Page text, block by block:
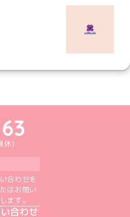
TikTok公式アカウント
みんX公式アカウント
りーみんInstagram公式アカウント
めいどりーみんFacebook公式アカウン
めいどりーみんYouTube公式アカ
）
合わせを
はお問い
ます。
合わせ